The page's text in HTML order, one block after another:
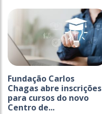
Fundação Carlos
Chagas abre inscrições
para cursos do novo
Centro de...